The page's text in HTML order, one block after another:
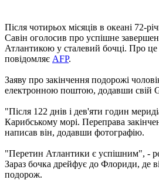
Після чотирьох місяців в океані 72-
Савін оголосив про успішне
Атлантикою у сталевий бочці. Про це
повідомляє AFP.
Заяву про закінчення подорожі
електронною поштою, додавши свій
"Після 122 днів і дев'яти годин
Карибському морі. Переправа
написав він, додавши фотографію.
"Перетин Атлантики є успішним", -
Зараз бочка дрейфує до Флориди, де
подорож.